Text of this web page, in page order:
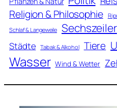
Religion & Philosophie
Schlaf & Langeweile Sechszeiler
Städte Tabak & Alkohol Tiere
Wasser Wind & Wetter